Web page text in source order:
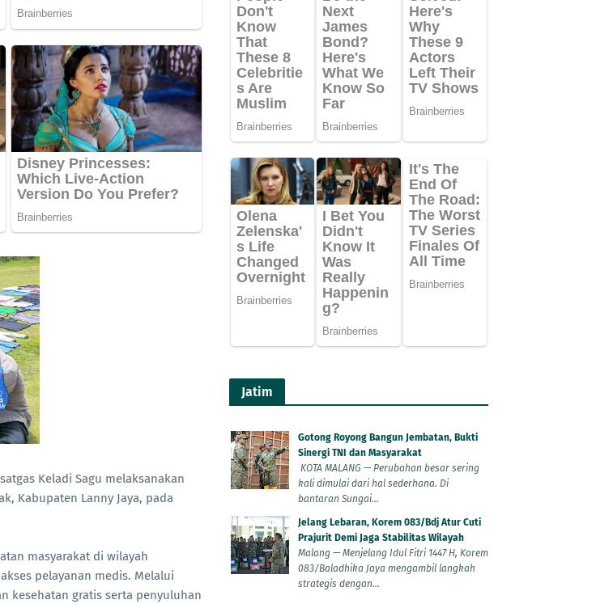
Keladi Sagu melaksanakan
Kabupaten Lanny Jaya, pada
masyarakat di wilayah
pelayanan medis. Melalui
kesehatan gratis serta penyuluhan
Jatim
Gotong Royong Bangun Jembatan, Bukti
Sinergi TNI dan Masyarakat
KOTA MALANG — Perubahan besar sering
kali dimulai dari hal sederhana. Di
bantaran Sungai...
Jelang Lebaran, Korem 083/Bdj Atur Cuti
Prajurit Demi Jaga Stabilitas Wilayah
Malang — Menjelang Idul Fitri 1447 H, Korem
083/Baladhika Jaya mengambil langkah
strategis dengan...